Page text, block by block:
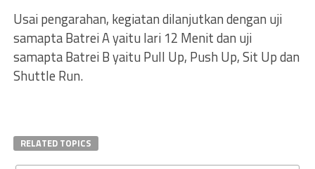
Usai pengarahan, kegiatan dilanjutkan dengan uji
samapta Batrei A yaitu lari 12 Menit dan uji
samapta Batrei B yaitu Pull Up, Push Up, Sit Up dan
Shuttle Run.
RELATED TOPICS